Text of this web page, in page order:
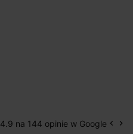
4.9 na 144 opinie w Google keyboard_arrow_left keyboard_arrow_right